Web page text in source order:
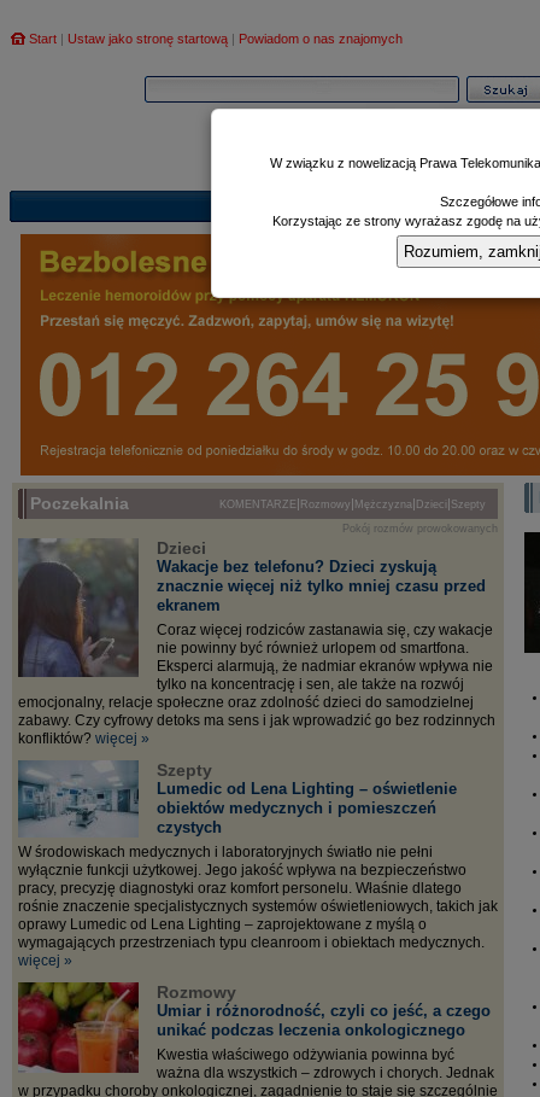
Start | Ustaw jako stronę startową | Powiadom o nas znajomych
Poczekalnia|
Poczekalnia KOMENTARZE | Rozmowy | Mężczyzna| Dzieci | Szepty
Pokój rozmów prowokowanych
Dzieci
Wakacje bez telefonu? Dzieci zyskują
znacznie więcej niż tylko mniej czasu przed
ekranem
Coraz więcej rodziców zastanawia się, czy wakacje
nie powinny być również urlopem od smartfona.
Eksperci alarmują, że nadmiar ekranów wpływa nie
tylko na koncentrację i sen, ale także na rozwój
emocjonalny, relacje społeczne oraz zdolność dzieci do samodzielnej
zabawy. Czy cyfrowy detoks ma sens i jak wprowadzić go bez rodzinnych
konfliktów? więcej »
Szepty
Lumedic od Lena Lighting – oświetlenie
obiektów medycznych i pomieszczeń
czystych
W środowiskach medycznych i laboratoryjnych światło nie pełni
wyłącznie funkcji użytkowej. Jego jakość wpływa na bezpieczeństwo
pracy, precyzję diagnostyki oraz komfort personelu. Właśnie dlatego
rośnie znaczenie specjalistycznych systemów oświetleniowych, takich jak
oprawy Lumedic od Lena Lighting – zaprojektowane z myślą o
wymagających przestrzeniach typu cleanroom i obiektach medycznych.
więcej »
Rozmowy
Umiar i różnorodność, czyli co jeść, a czego
unikać podczas leczenia onkologicznego
Kwestia właściwego odżywiania powinna być
ważna dla wszystkich – zdrowych i chorych. Jednak
w przypadku choroby onkologicznej, zagadnienie to staje się szczególnie
W związku z nowelizacją Prawa
Szczegółowe
Korzystając ze strony wyrażasz zgodę na
Rozumiem,